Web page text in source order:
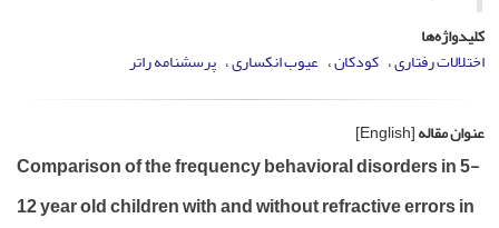
کلیدواژه‌ها
اختلالات رفتاری کودکان عیوب انکساری پرسشنامه راتر
عنوان مقاله[English]
Comparison of the frequency behavioral disorders in 5-
12 year old children with and without refractive errors in